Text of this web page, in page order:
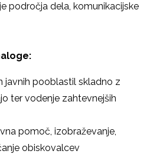
področja dela, komunikacijske
javnih pooblastil skladno z
ter vodenje zahtevnejših
pomoč, izobraževanje,
obiskovalcev